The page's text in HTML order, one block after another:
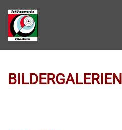
Zum Hauptinhalt springen
BILDERGALERIEN